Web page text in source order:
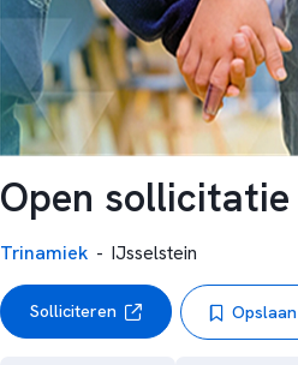
Open sollicitatie
Trinamiek - IJsselstein
Solliciteren Opslaan